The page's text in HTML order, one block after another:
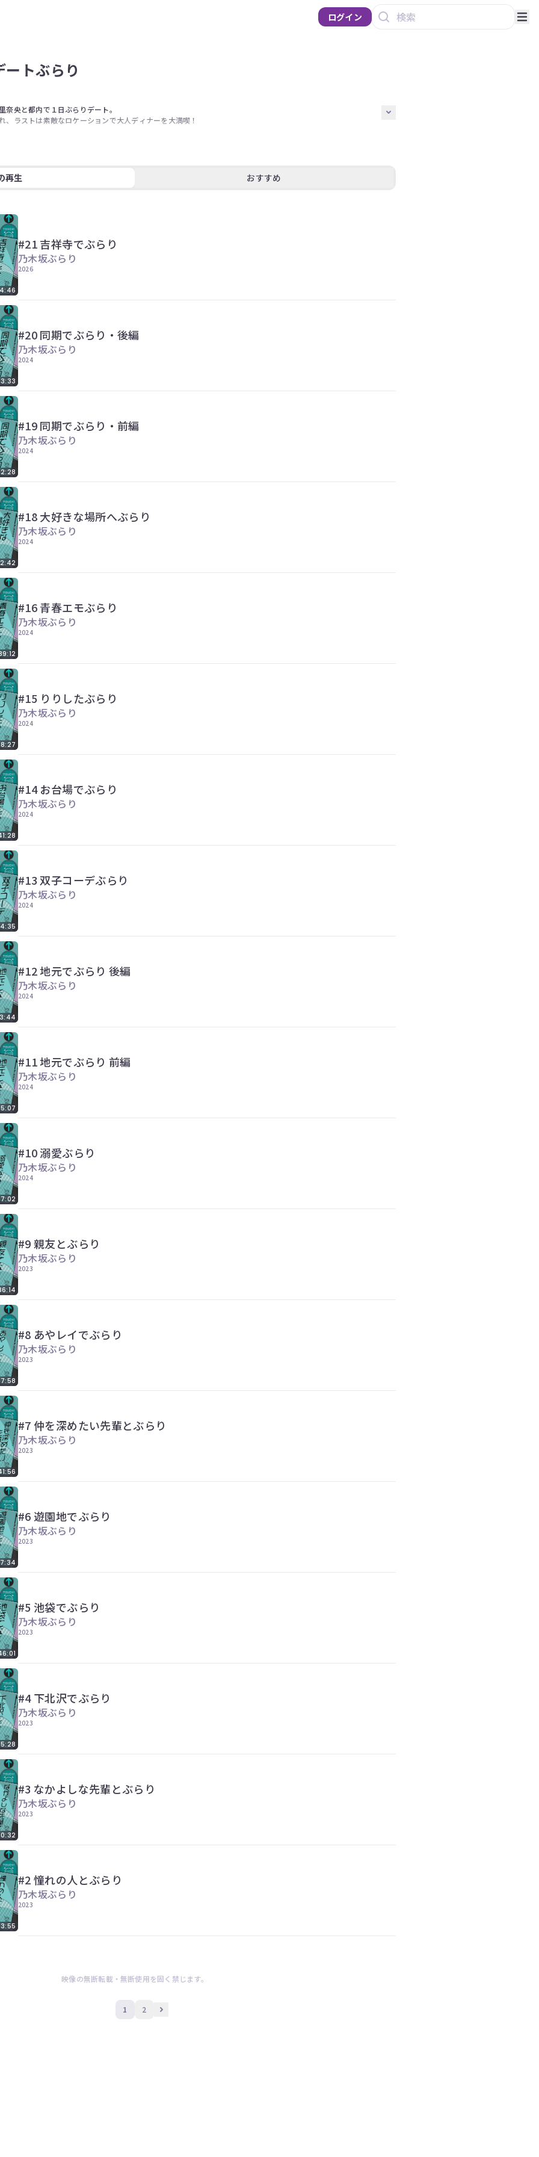
ログイン
トぶらり
央と都内で１日ぶらりデート。
、ラストは素敵なロケーションで大人ディナーを大満喫！
再生 おすすめ
#21 吉祥寺でぶらり
乃木坂ぶらり
2026
#20 同期でぶらり・後編
乃木坂ぶらり
2024
#19 同期でぶらり・前編
乃木坂ぶらり
2024
#18 大好きな場所へぶらり
乃木坂ぶらり
2024
#16 青春エモぶらり
乃木坂ぶらり
2024
#15 りりしたぶらり
乃木坂ぶらり
2024
#14 お台場でぶらり
乃木坂ぶらり
2024
#13 双子コーデぶらり
乃木坂ぶらり
2024
#12 地元でぶらり 後編
乃木坂ぶらり
2024
#11 地元でぶらり 前編
乃木坂ぶらり
2024
#10 溺愛ぶらり
乃木坂ぶらり
2024
#9 親友とぶらり
乃木坂ぶらり
2023
#8 あやレイでぶらり
乃木坂ぶらり
2023
#7 仲を深めたい先輩とぶらり
乃木坂ぶらり
2023
#6 遊園地でぶらり
乃木坂ぶらり
2023
#5 池袋でぶらり
乃木坂ぶらり
2023
#4 下北沢でぶらり
乃木坂ぶらり
2023
#3 なかよしな先輩とぶらり
乃木坂ぶらり
2023
#2 憧れの人とぶらり
乃木坂ぶらり
2023
映像の無断転載・無断使用を固く禁じます。
1 2